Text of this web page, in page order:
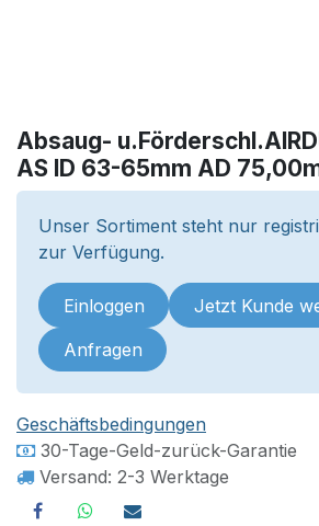
Absaug-
AS ID 63-65mm AD
Unser Sortiment steht nur
zur Verfügung.
Einloggen Jetzt Kunde
Anfragen
Geschäftsbedingungen
30-Tage-Geld-zurück-Garantie
Versand: 2-3 Werktage